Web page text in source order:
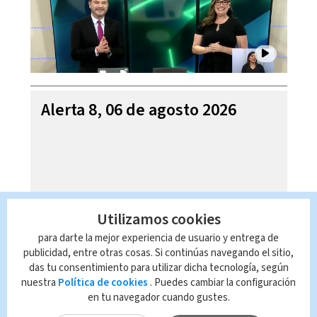
Alerta 8, 06 de agosto 2026
Utilizamos cookies
para darte la mejor experiencia de usuario y entrega de
publicidad, entre otras cosas. Si continúas navegando el sitio,
das tu consentimiento para utilizar dicha tecnología, según
nuestra Política de cookies . Puedes cambiar la configuración
en tu navegador cuando gustes.